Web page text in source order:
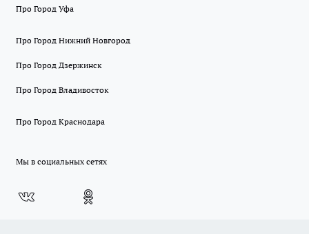
Про Город Уфа
Про Город Нижний Новгород
Про Город Дзержинск
Про Город Владивосток
Про Город Краснодара
Мы в социальных сетях